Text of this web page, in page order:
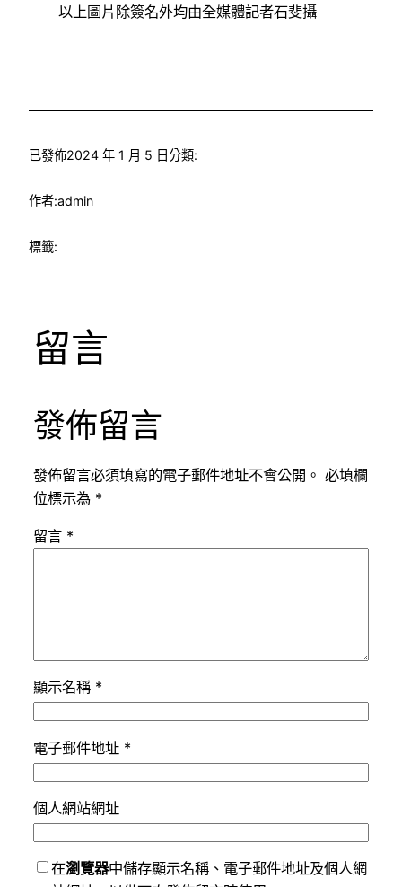
以上圖片除簽名外均由全媒體記者石斐攝
已發佈2024 年 1 月 5 日分類:
作者:admin
標籤:
留言
發佈留言
發佈留言必須填寫的電子郵件地址不會公開。 必填欄
位標示為 *
留言 *
顯示名稱 *
電子郵件地址 *
個人網站網址
在瀏覽器中儲存顯示名稱、電子郵件地址及個人網